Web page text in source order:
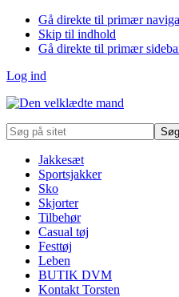
Gå direkte til primær
Skip til indhold
Gå direkte til primær
Log ind
Søg
på
Jakkesæt
Sportsjakker
Sko
Skjorter
Tilbehør
Casual tøj
Festtøj
Leben
BUTIK DVM
Kontakt Torsten